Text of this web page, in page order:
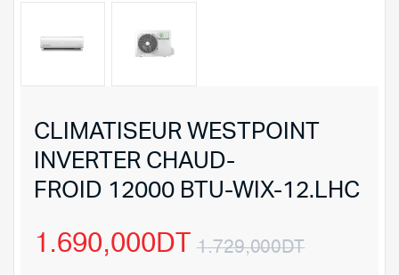
CLIMATISEUR WESTPOINT
INVERTER CHAUD-
FROID 12000 BTU-WIX-12.LHC
1.729,000DT
1.690,000DT